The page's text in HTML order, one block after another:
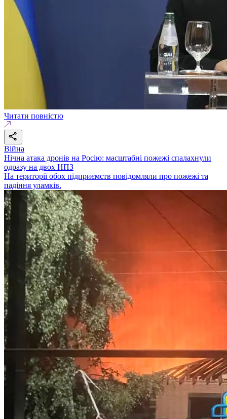
Читати повністю
Війна
Нічна атака дронів на Росію: масштабні пожежі спалахнули
одразу на двох НПЗ
На території обох підприємств повідомляли про пожежі та
падіння уламків.